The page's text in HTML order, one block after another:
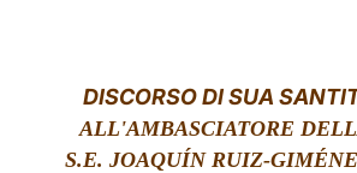
DISCORSO DI SUA
ALL'AMBASCIATORE
S.E. JOAQUÍN RUIZ-